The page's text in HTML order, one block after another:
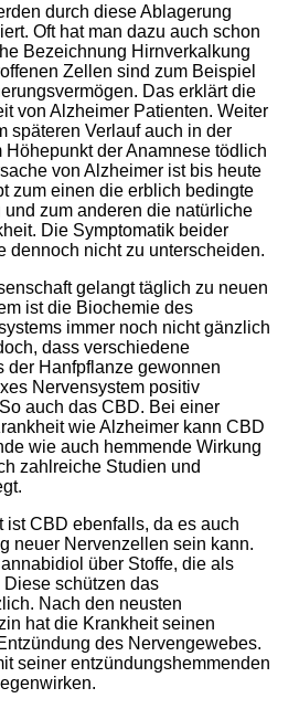
durch diese Ablagerung
Oft hat man dazu auch schon
Bezeichnung Hirnverkalkung
Zellen sind zum Beispiel
Das erklärt die
von Alzheimer Patienten. Weiter
späteren Verlauf auch in der
Höhepunkt der Anamnese tödlich
von Alzheimer ist bis heute
zum einen die erblich bedingte
zum anderen die natürliche
Die Symptomatik beider
dennoch nicht zu unterscheiden.
gelangt täglich zu neuen
ist die Biochemie des
immer noch nicht gänzlich
dass verschiedene
der Hanfpflanze gewonnen
Nervensystem positiv
auch das CBD. Bei einer
wie Alzheimer kann CBD
wie auch hemmende Wirkung
zahlreiche Studien und
ist CBD ebenfalls, da es auch
neuer Nervenzellen sein kann.
über Stoffe, die als
schützen das
Nach den neusten
hat die Krankheit seinen
des Nervengewebes.
seiner entzündungshemmenden